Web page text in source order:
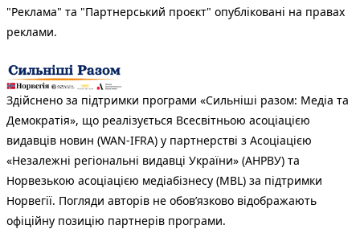
"Реклама" та "Партнерський проєкт" опубліковані на правах
реклами.
Здійснено за підтримки програми «Сильніші разом: Медіа та
Демократія», що реалізується Всесвітньою асоціацією
видавців новин (WAN-IFRA) у партнерстві з Асоціацією
«Незалежні регіональні видавці України» (АНРВУ) та
Норвезькою асоціацією медіабізнесу (MBL) за підтримки
Норвегії. Погляди авторів не обов’язково відображають
офіційну позицію партнерів програми.